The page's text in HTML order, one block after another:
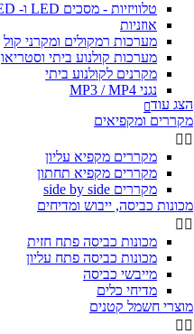
טלוויזיות - מסכים LED ו- QLED
אוזניות
מערכות רמקולים ומקרני קול
מערכות קולנוע ביתי וסטריאו
מקרנים לקולנוע ביתי
נגני MP3 / MP4
הצג עוד
מקררים ומקפיאים
 
מקררים מקפיא עליון
מקררים מקפיא תחתון
מקררים side by side
מכונות כביסה, ייבוש ומדיחים
 
מכונות כביסה פתח חזית
מכונות כביסה פתח עליון
מייבשי כביסה
מדיחי כלים
מוצרי חשמל קטנים
 